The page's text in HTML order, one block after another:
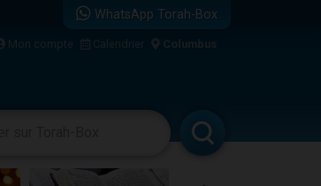
WhatsApp Torah-Box
Mon compte Calendrier Columbus
Rabbanim